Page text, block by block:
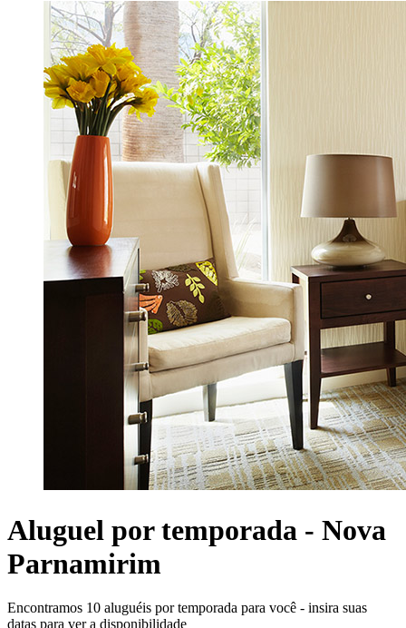
Aluguel por temporada - Nova
Parnamirim
Encontramos 10 aluguéis por temporada para você - insira suas
datas para ver a disponibilidade